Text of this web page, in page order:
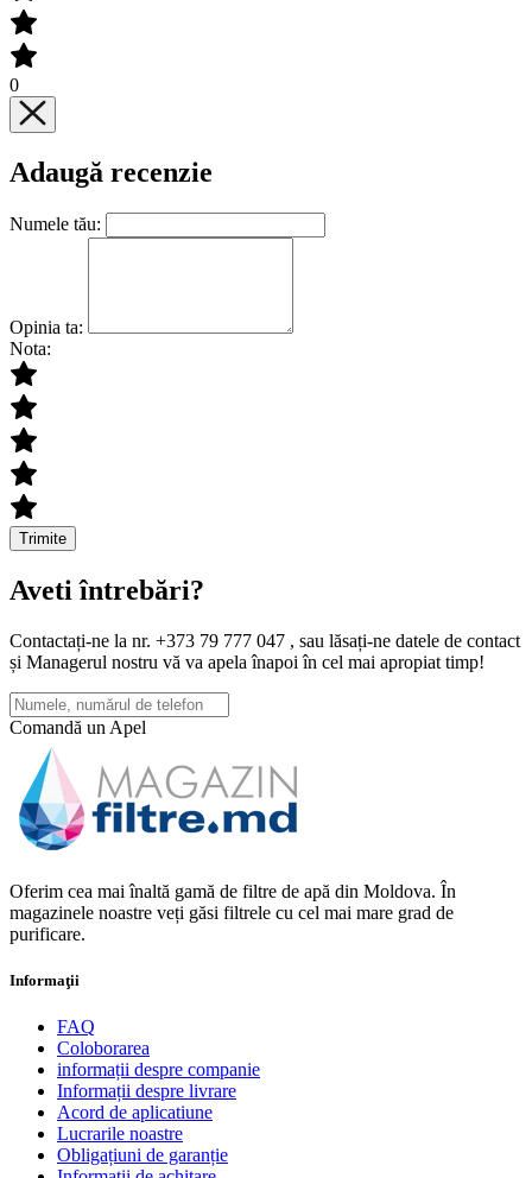
0
Adaugă recenzie
Numele tău:
Opinia ta:
Nota:
Trimite
Aveti întrebări?
Contactați-ne la nr. +373 79 777 047 , sau lăsați-ne datele de contact
și Managerul nostru vă va apela înapoi în cel mai apropiat timp!
Comandă un Apel
Oferim cea mai înaltă gamă de filtre de apă din Moldova. În
magazinele noastre veți găsi filtrele cu cel mai mare grad de
purificare.
Informaţii
FAQ
Coloborarea
informații despre companie
Informații despre livrare
Acord de aplicatiune
Lucrarile noastre
Obligațiuni de garanție